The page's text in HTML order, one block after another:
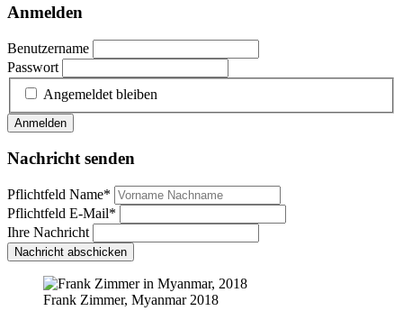
Anmelden
Benutzername
Passwort
Angemeldet bleiben
Anmelden
Nachricht senden
Pflichtfeld Name*
Pflichtfeld E-Mail*
Ihre Nachricht
Nachricht abschicken
Frank Zimmer, Myanmar 2018